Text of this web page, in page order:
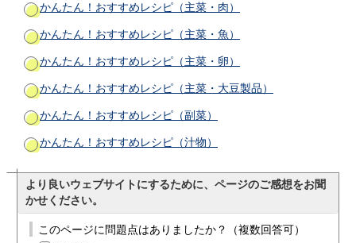
かんたん！おすすめレシピ（主菜・肉）
かんたん！おすすめレシピ（主菜・魚）
かんたん！おすすめレシピ（主菜・卵）
かんたん！おすすめレシピ（主菜・大豆製品）
かんたん！おすすめレシピ（副菜）
かんたん！おすすめレシピ（汁物）
より良いウェブサイトにするために、ページのご感想をお聞
かせください。
このページに問題点はありましたか？（複数回答可）